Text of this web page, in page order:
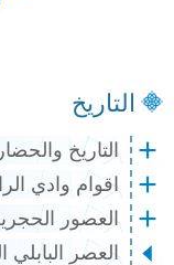
التاريخ
التاريخ
اقوام وادي
العصور
العصر البابلي